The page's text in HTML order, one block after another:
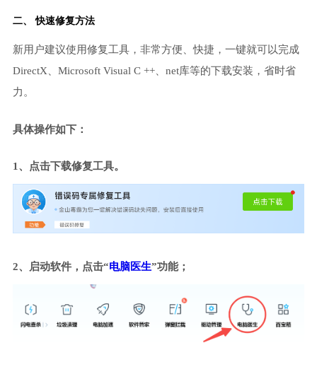
二、 快速修复方法
新用户建议使用修复工具，非常方便、快捷，一键就可以完成
DirectX、Microsoft Visual C ++、net库等的下载安装，省时省
力。
具体操作如下：
1、点击下载修复工具。
2、启动软件，点击“电脑医生”功能；